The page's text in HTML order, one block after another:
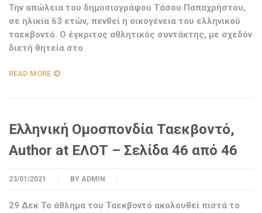
Την απώλεια του δημοσιογράφου Τάσου Παπαχρήστου,
σε ηλικία 63 ετών, πενθεί η οικογένεια του ελληνικού
ταεκβοντό. Ο έγκριτος αθλητικός συντάκτης, με σχεδόν
διετή θητεία στο
READ MORE
Ελληνική Ομοσπονδία Ταεκβοντό,
Author at ΕΛΟΤ – Σελίδα 46 από 46
23/01/2021 BY ADMIN
29 Δεκ Το άθλημα του Ταεκβοντό ακολουθεί πιστά το